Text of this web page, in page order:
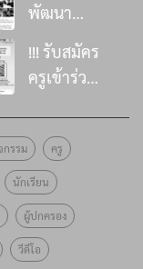
พัฒนา
โรงเรียน ใน
โครงการ
“อิ่มนี้เพื่อ
น้อง”
ประจำปี
๒๕๖๙
ธนาคาร
ออมสิน
มอบทุน
!!! รับสมัคร
ครูเข้าร่วม
พัฒนาครู
โครงงาน
คุณธรรม
กรรม ครู
นักเรียน
ผู้ปกครอง
วีดีโอ